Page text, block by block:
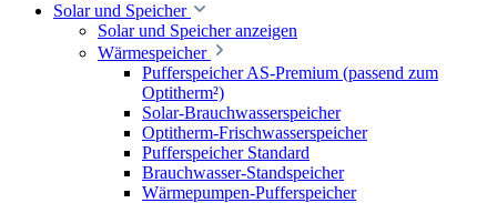
Solar und Speicher
Solar und Speicher anzeigen
Wärmespeicher
Pufferspeicher AS-Premium (passend zum
Optitherm²)
Solar-Brauchwasserspeicher
Optitherm-Frischwasserspeicher
Pufferspeicher Standard
Brauchwasser-Standspeicher
Wärmepumpen-Pufferspeicher